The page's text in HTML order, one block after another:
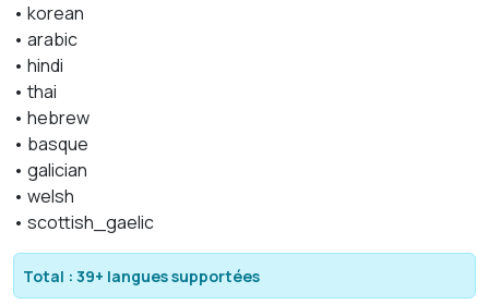
• korean
• arabic
• hindi
• thai
• hebrew
• basque
• galician
• welsh
• scottish_gaelic
Total : 39+ langues supportées